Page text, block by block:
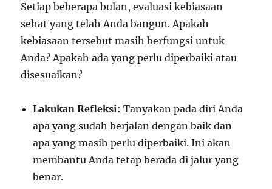
Setiap beberapa bulan, evaluasi kebiasaan
sehat yang telah Anda bangun. Apakah
kebiasaan tersebut masih berfungsi untuk
Anda? Apakah ada yang perlu diperbaiki atau
disesuaikan?
Lakukan Refleksi: Tanyakan pada diri Anda
apa yang sudah berjalan dengan baik dan
apa yang masih perlu diperbaiki. Ini akan
membantu Anda tetap berada di jalur yang
benar.